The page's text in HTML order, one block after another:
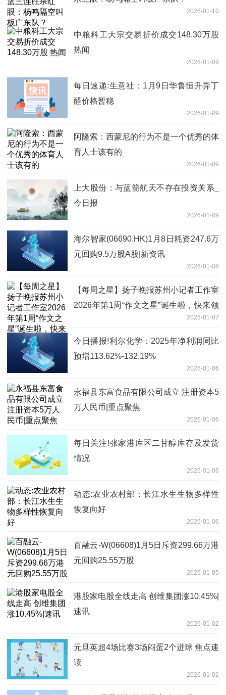
2026-01-10
中粮科工大宗交易折价成交148.30万股
热闻
2026-01-09
每日速递:生意社：1月9日华鲁恒升异丁
醛价格暂稳
2026-01-09
阿隆索：西蒙尼的行为不是一个优秀的体
育人士该有的
2026-01-09
上大股份：与蓝箭航天不存在投资关系_
今日报
2026-01-09
海尔智家(06690.HK)1月8日耗资247.6万
元回购9.5万股A股|新资讯
2026-01-08
【每周之星】扬子晚报苏州小记者工作室
2026年第1周“作文之星”诞生啦，快来领
2026-01-07
今日播报!利尔化学：2025年净利润同比
预增113.62%-132.19%
2026-01-06
永福县东富食品有限公司成立 注册资本5
万人民币|重点聚焦
2026-01-06
每日关注!张家港库区二甘醇库存及发货
情况
2026-01-06
动态:农业农村部：长江水生生物多样性
恢复向好
2026-01-06
百融云-W(06608)1月5日斥资299.66万港
元回购25.55万股
2026-01-05
港股家电股全线走高 创维集团涨10.45%|
速讯
2026-01-02
元旦英超4场比赛3场闷蛋2个进球 焦点速
读
2026-01-02